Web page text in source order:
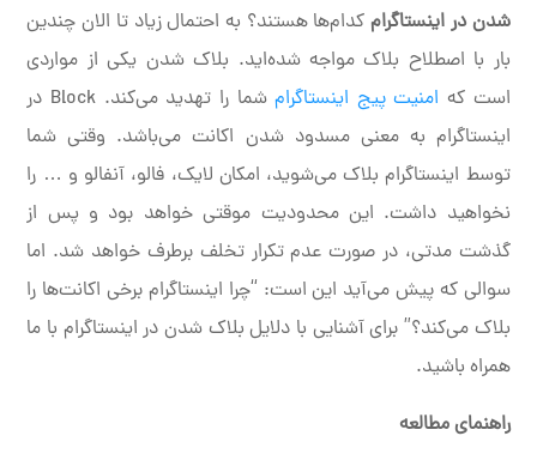
شدن در اینستاگرامکدام‌ها هستند؟ به احتمال زیاد تا الان چندین
بار با اصطلاح بلاک مواجه شده‌اید. بلاک شدن یکی از مواردی
است که امنیت پیج اینستاگرام
شما را تهدید می‌کند. Block در
اینستاگرام به معنی مسدود شدن اکانت می‌باشد. وقتی شما
توسط اینستاگرام بلاک می‌شوید، امکان لایک، فالو، آنفالو و … را
نخواهید داشت. این محدودیت موقتی خواهد بود و پس از
گذشت مدتی، در صورت عدم تکرار تخلف برطرف خواهد شد. اما
سوالی که پیش می‌آید این است: “چرا اینستاگرام برخی اکانت‌ها را
بلاک می‌کند؟” برای آشنایی با دلایل بلاک شدن در اینستاگرام با ما
همراه باشید.
راهنمای مطالعه